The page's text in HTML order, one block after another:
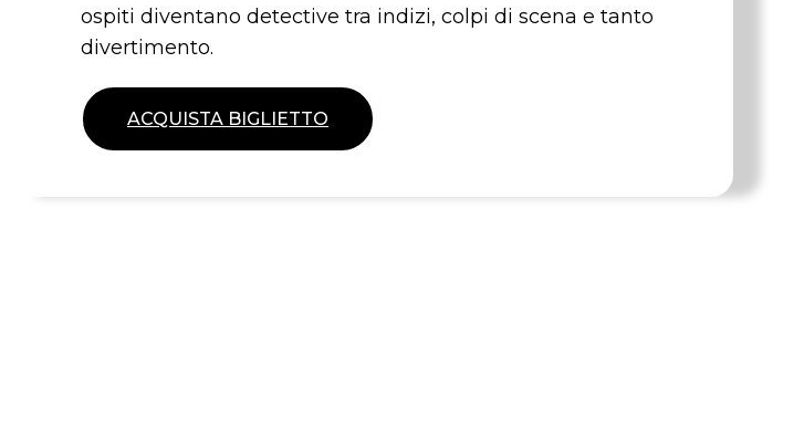
ospiti diventano detective tra indizi, colpi di scena e tanto
divertimento.
ACQUISTA BIGLIETTO